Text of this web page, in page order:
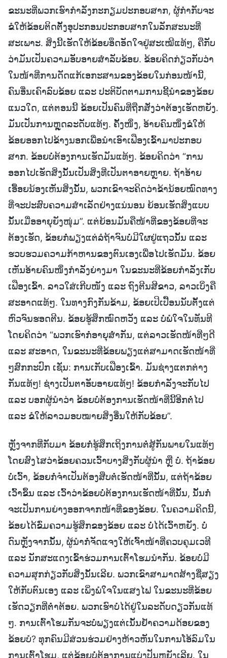
ຂະນະທີ່ພວກເຮົາກໍາລັງກະກຽມປະກອບສາກ, ຜູ້ກຳກັບຈະ
ຂໍໃຫ້ຂ້ອຍຕິດຕັ້ງອຸປະກອນປະກອບສາກໃນລັກສະນະທີ່
ສະເພາະ. ສິ່ງນີ້ເຮັດໃຫ້ຂ້ອຍອຶດອັດໃຈຢູ່ສະເໝີແທ້ໆ, ຄືກັບ
ວ່າມັນເປັນຄວາມອັບອາຍສໍາລັບຂ້ອຍ. ຂ້ອຍຄິດກ່ຽວກັບວ່າ
ໃນໜ້າທີ່ການດັດແກ້ເອກະສານຂອງຂ້ອຍໃນກ່ອນໜ້ານີ້,
ຄົນອື່ນເຄົາລົບຂ້ອຍ ແລະ ປະຕິບັດຕາມການຊີ້ນໍາຂອງຂ້ອຍ
ແນວໃດ, ແຕ່ຕອນນີ້ ຂ້ອຍເປັນຄົນທີ່ຖືກສັ່ງວ່າຕ້ອງເຮັດຫຍັງ.
ມັນເປັນການຫຼຸດລະດັບແທ້ໆ. ຄັ້ງໜຶ່ງ, ອ້າຍຄົນໜຶ່ງຂໍໃຫ້
ຂ້ອຍອອກໄປຂ້າງນອກເພື່ອນໍາເອົາເຟືອງເຂົ້າມາປະກອບ
ສາກ. ຂ້ອຍບໍ່ຕ້ອງການເຮັດມັນແທ້ໆ. ຂ້ອຍຄິດວ່າ “ການ
ອອກໄປເຮັດສິ່ງນັ້ນເປັນສິ່ງທີ່ເປັນຕາອາຍຫຼາຍ. ຖ້າອ້າຍ
ເອື້ອຍນ້ອງເຫັນສິ່ງນັ້ນ, ພວກເຂົາຈະຄິດວ່າຂ້ານ້ອຍໝົດທາງ
ທີ່ຈະປະສົບຄວາມສຳເລັດຢ່າງແນ່ນອນ ຍ້ອນເຮັດສິ່ງແບບ
ນັ້ນເມື່ອອາຍຸຍັງໜຸ່ມ”. ແຕ່ຍ້ອນມັນຄືໜ້າທີ່ຂອງຂ້ອຍທີ່ຈະ
ຕ້ອງເຮັດ, ຂ້ອຍກໍ່ພຽງແຕ່ລໍຖ້າຈົນບໍ່ມີໃຜຢູ່ແຖວນັ້ນ ແລະ
ຮວບຮວມຄວາມກ້າຫານຂອງຕົນເອງເພື່ອໄປເຮັດມັນ. ຂ້ອຍ
ເຫັນອ້າຍຄົນໜຶ່ງກຳລັງຍ່າງມາ ໃນຂະນະທີ່ຂ້ອຍກຳລັງເກັບ
ເຟືອງເຂົ້າ. ລາວໃສ່ເກີບໜັງ ແລະ ຖົງຕີນສີຂາວ, ລາວເບິ່ງຄື
ສະອາດແທ້ໆ. ໃນທາງກົງກັນຂ້າມ, ຂ້ອຍເປິເປື້ອນນັບຕັ້ງແຕ່
ຫົວຈົນຮອດຕີນ. ຂ້ອຍຮູ້ສຶກໝົດຫວັງ ແລະ ບໍ່ພໍໃຈໃນທັນທີ
ໂດຍຄິດວ່າ “ພວກເຮົາກໍ່ອາຍຸສໍ່າກັນ, ແຕ່ລາວເຮັດໜ້າທີ່ໆດີ
ແລະ ສະອາດ, ໃນຂະນະທີ່ຂ້ອຍພຽງແຕ່ສາມາດເຮັດໜ້າທີ່
ໆສົກກະປົກ ເຊັ່ນ: ການເກັບເຟືອງເຂົ້າ. ມັນຊ່າງແຕກຕ່າງ
ກັນແທ້ໆ! ຊ່າງເປັນຕາອັບອາຍແທ້ໆ! ຂ້ອຍກຳລັງຈະກັບໄປ
ແລະ ບອກຜູ້ນໍາວ່າ ຂ້ອຍບໍ່ຕ້ອງການເຮັດໜ້າທີ່ນີ້ອີກຕໍ່ໄປ
ແລະ ຂໍໃຫ້ລາວມອບໝາຍສິ່ງອື່ນໃຫ້ກັບຂ້ອຍ”.
ຫຼັງຈາກທີ່ກັບມາ ຂ້ອຍກໍ່ຮູ້ສຶກເຖິງການຕໍ່ສູ້ກັນພາຍໃນແທ້ໆ
ໂດຍສົງໄສວ່າຂ້ອຍຄວນເວົ້າບາງສິ່ງກັບຜູ້ນໍາ ຫຼື ບໍ່. ຖ້າຂ້ອຍ
ບໍ່ເວົ້າ, ຂ້ອຍກໍ່ຈຳເປັນຕ້ອງສືບຕໍ່ເຮັດໜ້າທີ່ນັ້ນ, ແຕ່ຖ້າຂ້ອຍ
ເວົ້າຂຶ້ນ ແລະ ເວົ້າວ່າຂ້ອຍບໍ່ຕ້ອງການເຮັດໜ້າທີ່ນັ້ນ, ນັ້ນກໍ່
ຈະເປັນການຍ່າງອອກຈາກໜ້າທີ່ຂອງຂ້ອຍ. ໃນຄວາມຄິດນີ້,
ຂ້ອຍໄດ້ຂົ່ມຄວາມຮູ້ສຶກຂອງຂ້ອຍ ແລະ ບໍ່ໄດ້ເວົ້າຫຍັງ. ບໍ່
ດົນຫຼັງຈາກນັ້ນ, ຜູ້ນຳກໍ່ຈັດແຈງໃຫ້ເຈົ້າໜ້າທີ່ຄວບຄຸມເວທີ
ແລະ ນັກສະແດງເຂົ້າຮ່ວມການເຕົ້າໂຮມນໍາກັນ. ຂ້ອຍບໍ່ມີ
ຄວາມສຸກກ່ຽວກັບສິ່ງນັ້ນເລີຍ. ພວກເຂົາສາມາດສ້າງຊື່ສຽງ
ໃຫ້ກັບຕົນເອງ ແລະ ເພິ່ງພໍໃຈໃນແສງໄຟ ໃນຂະນະທີ່ຂ້ອຍ
ເຮັດວຽກທີ່ຕໍ່າຕ້ອຍ. ພວກເຮົາບໍ່ໄດ້ຢູ່ໃນລະດັບດຽວກັນແທ້
ໆ. ການເຕົ້າໂຮມກັນຈະບໍ່ພຽງແຕ່ເນັ້ນຢໍ້າຄວາມດ້ອຍຂອງ
ຂ້ອຍບໍ? ທຸກຄົນມີສ່ວນຮ່ວມຢ່າງຫ້າວຫັນໃນການໂອ້ລົມໃນ
ການເຕົ້າໂຮມ, ແຕ່ຂ້ອຍບໍ່ຕ້ອງການແບ່ງປັນຫຍັງເລີຍ. ໃນ